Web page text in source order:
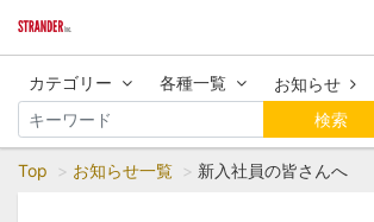
カテゴリー 各種一覧
お知らせ
検索
Top お知らせ一覧 新入社員の皆さんへ